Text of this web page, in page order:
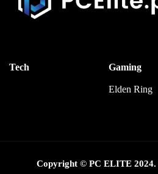
Tech Gaming
Elden Ring
Copyright © PC ELITE 2024.